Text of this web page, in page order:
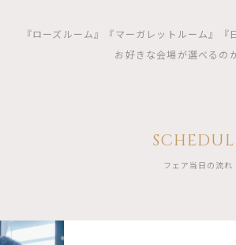
『ローズルーム』『マーガレットルーム』『
お好きな会場が選べるの
フェア当日の流れ